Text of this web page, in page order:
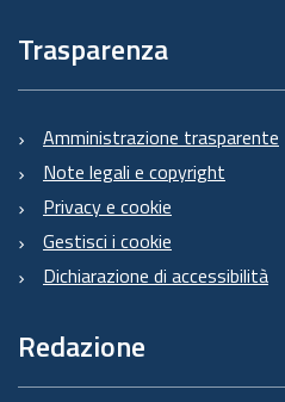
Trasparenza
Amministrazione trasparente
Note legali e copyright
Privacy e cookie
Gestisci i cookie
Dichiarazione di accessibilità
Redazione